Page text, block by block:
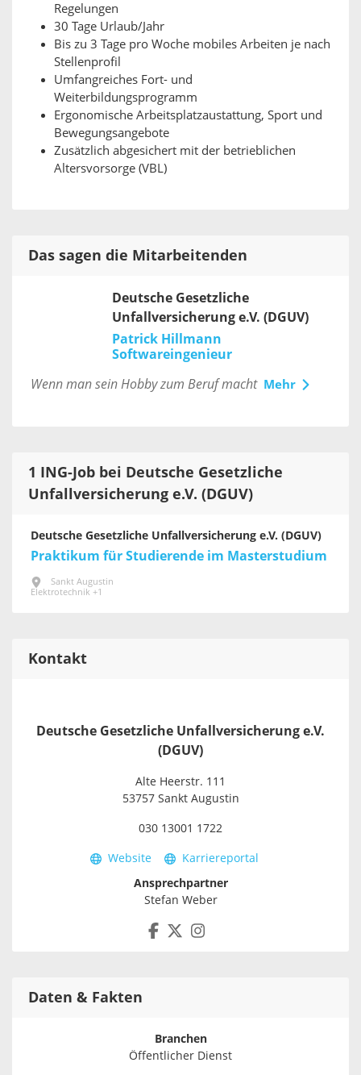
Regelungen
30 Tage Urlaub/Jahr
Bis zu 3 Tage pro Woche mobiles Arbeiten je nach
Stellenprofil
Umfangreiches Fort- und
Weiterbildungsprogramm
Ergonomische Arbeitsplatzaustattung, Sport und
Bewegungsangebote
Zusätzlich abgesichert mit der betrieblichen
Altersvorsorge (VBL)
Das sagen die Mitarbeitenden
Deutsche Gesetzliche
Unfallversicherung e.V. (DGUV)
Patrick Hillmann
Softwareingenieur
Wenn man sein Hobby zum Beruf macht Mehr
1 ING-Job bei Deutsche Gesetzliche
Unfallversicherung e.V. (DGUV)
Deutsche Gesetzliche Unfallversicherung e.V. (DGUV)
Praktikum für Studierende im Masterstudium
Sankt Augustin
Elektrotechnik +1
Kontakt
Deutsche Gesetzliche Unfallversicherung e.V.
(DGUV)
Alte Heerstr. 111
53757 Sankt Augustin
030 13001 1722
Website
Karriereportal
Ansprechpartner
Stefan Weber
Daten & Fakten
Branchen
Öffentlicher Dienst